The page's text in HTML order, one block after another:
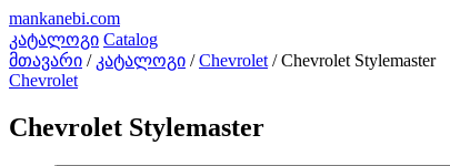
mankanebi.com
კატალოგი Catalog
მთავარი / კატალოგი / Chevrolet / Chevrolet Stylemaster
Chevrolet
Chevrolet Stylemaster